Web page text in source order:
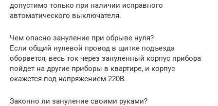
допустимо только при наличии исправного
автоматического выключателя.
Чем опасно зануление при обрыве нуля?
Если общий нулевой провод в щитке подъезда
оборвется, весь ток через зануленный корпус прибора
пойдет на другие приборы в квартире, и корпус
окажется под напряжением 220В.
Законно ли зануление своими руками?